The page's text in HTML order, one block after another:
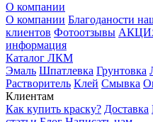
О компании
О компании Благоданости
клиентов Фотоотзывы
информация
Каталог ЛКМ
Эмаль Шпатлевка Грунтовка
Растворитель Клей Смывка
Клиентам
Как купить краску? Доставка